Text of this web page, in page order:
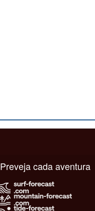
Preveja cada aventura